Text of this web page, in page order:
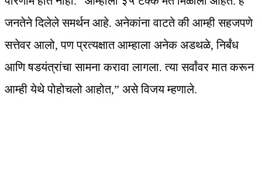
जनतेने दिलेले समर्थन आहे. अनेकांना वाटते की आम्ही सहजपणे
सत्तेवर आलो, पण प्रत्यक्षात आम्हाला अनेक अडथळे, निर्बंध
आणि षडयंत्रांचा सामना करावा लागला. त्या सर्वांवर मात करून
आम्ही येथे पोहोचलो आहोत,” असे विजय म्हणाले.